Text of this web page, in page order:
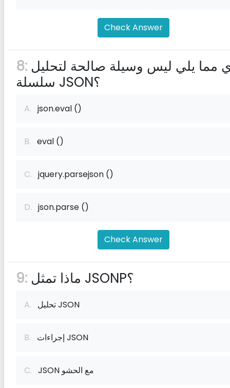
Check Answer
8:
سلسلة JSON؟
A. json.eval ()
B. eval ()
C. jquery.parsejson ()
D. json.parse ()
Check Answer
9: ماذا تمثل JSONP؟
A. تحليل JSON
B. إجراءات JSON
C. JSON مع الحشو